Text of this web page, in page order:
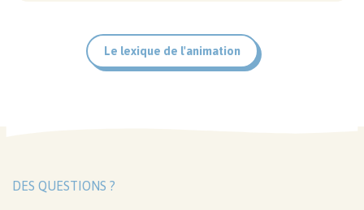
Le lexique de l'animation
DES QUESTIONS ?